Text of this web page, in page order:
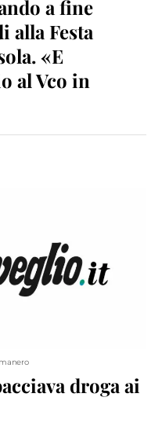
a fine
alla Festa
«E
al Vco in
droga ai